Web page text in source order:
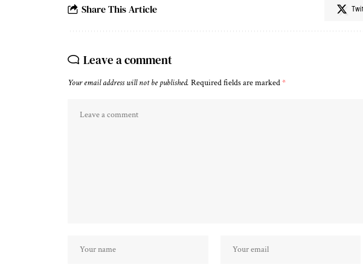
Share This Article
Leave a comment
Your email address will not be published. Required fields are marked*